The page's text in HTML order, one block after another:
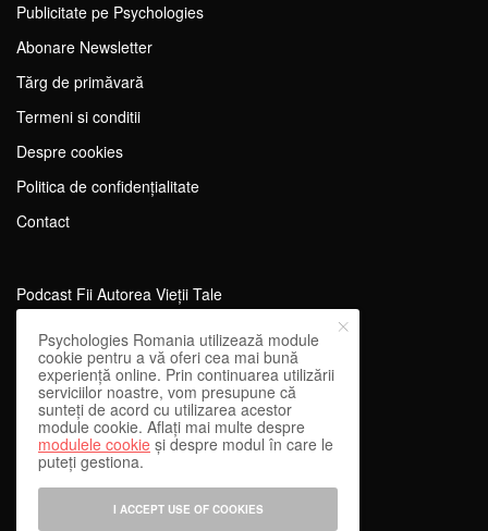
Publicitate pe Psychologies
Abonare Newsletter
Tărg de primăvară
Termeni si conditii
Despre cookies
Politica de confidențialitate
Contact
Podcast Fii Autorea Vieții Tale
Evenimente Fii Autoarea Vieții Tale!
SportEdu
Antrenament Mental pentru Sportivi
Learning Network
WEnough
Reward & Engage
Psychologies Romania utilizează module
cookie pentru a vă oferi cea mai bună
experiență online. Prin continuarea utilizării
serviciilor noastre, vom presupune că
sunteți de acord cu utilizarea acestor
module cookie. Aflați mai multe despre
modulele cookie și despre modul în care le
puteți gestiona.
I ACCEPT USE OF COOKIES